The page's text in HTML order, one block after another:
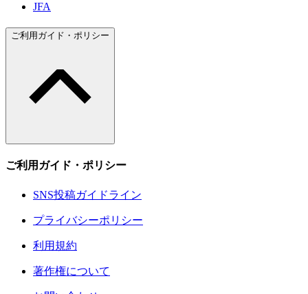
JFA
ご利用ガイド・ポリシー
ご利用ガイド・ポリシー
SNS投稿ガイドライン
プライバシーポリシー
利用規約
著作権について